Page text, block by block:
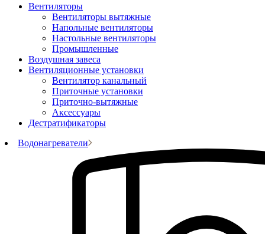
Вентиляторы
Вентиляторы вытяжные
Напольные вентиляторы
Настольные вентиляторы
Промышленные
Воздушная завеса
Вентиляционные установки
Вентилятор канальный
Приточные установки
Приточно-вытяжные
Аксессуары
Дестратификаторы
Водонагреватели